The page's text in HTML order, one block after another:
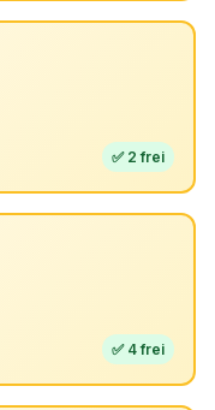
✅ 2 frei
✅ 4 frei